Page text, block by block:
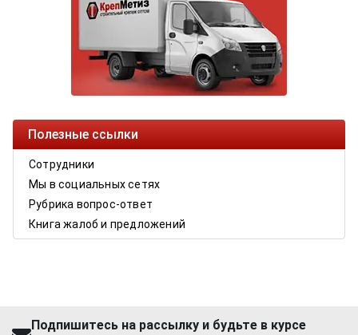
Полезные ссылки
Сотрудники
Мы в социальных сетях
Рубрика вопрос-ответ
Книга жалоб и предложений
Подпишитесь на рассылку и будьте в курсе